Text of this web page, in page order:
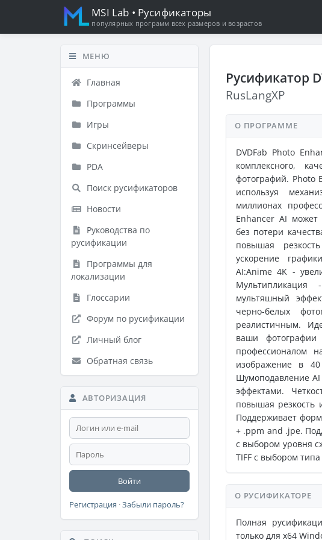
MSI Lab • Русификаторы
популярных программ всех размеров и возрастов
МЕНЮ
Главная
Программы
Игры
Скринсейверы
PDA
Поиск русификаторов
Новости
Руководства по
русификации
Программы для
локализации
Глоссарии
Форум по русификации
Личный блог
Обратная связь
АВТОРИЗАЦИЯ
Войти
Регистрация ·Забыли пароль?
Русификатор
RusLangXP
О ПРОГРАММЕ
DVDFab Photo
комплексного,
фотографий. Photo
используя
миллионах
Enhancer AI может
без потери
повышая
ускорение
AI:Anime 4K -
Мультипликация
мультяшный
черно-белых
реалистичным.
ваши
профессионалом
изображение в
Шумоподавление
эффектами.
повышая резкость
Поддерживает
+ .ppm and .jpe.
с выбором уровня
TIFF c выбором
О РУСИФИКАТОРЕ
Полная
только для x64